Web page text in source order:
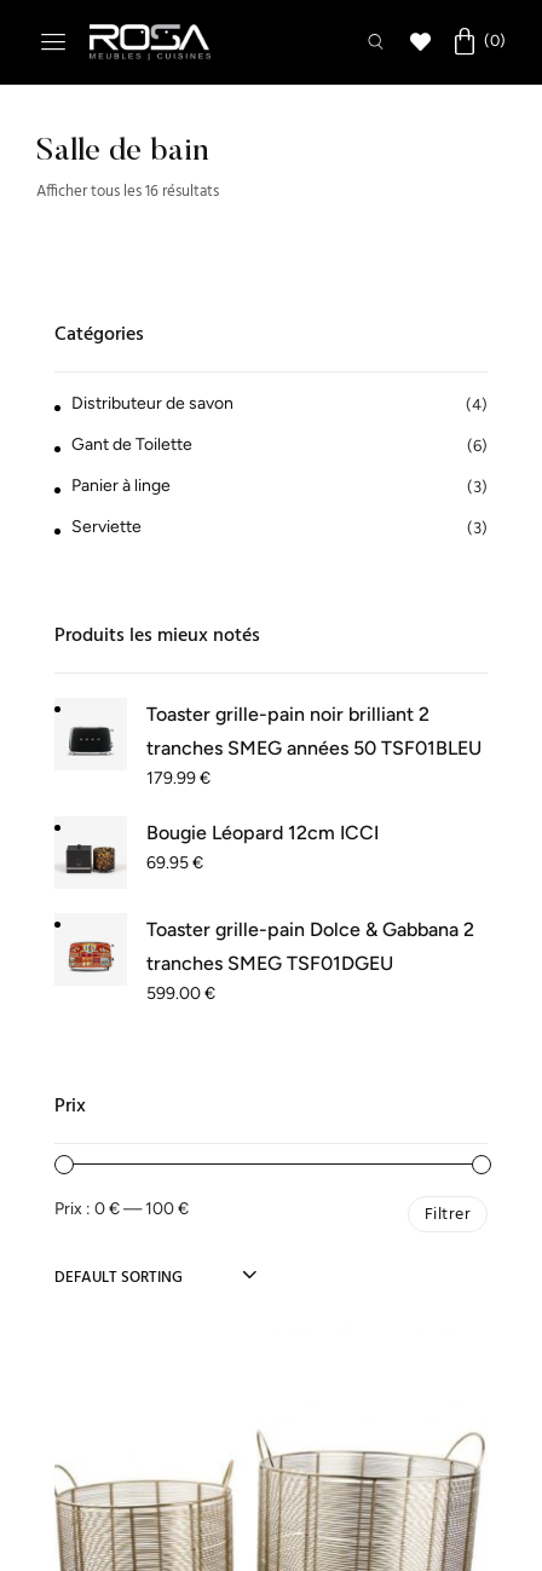
Salle de bain
Afficher tous les 16 résultats
Catégories
Distributeur de savon (4)
Gant de Toilette (6)
Panier à linge (3)
Serviette (3)
Produits les mieux notés
Toaster grille-pain noir brilliant 2
tranches SMEG années 50 TSF01BLEU
179.99€
Bougie Léopard 12cm ICCI
69.95€
Toaster grille-pain Dolce & Gabbana 2
tranches SMEG TSF01DGEU
599.00€
Prix
Filtrer
Prix : 0 €—100 €